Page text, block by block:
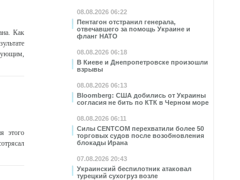
08.08.2026 06:22
Пентагон отстранил генерала,
отвечавшего за помощь Украине и
фланг НАТО
08.08.2026 06:18
В Киеве и Днепропетровске произошли
взрывы
08.08.2026 06:13
Bloomberg: США добились от Украины
согласия не бить по КТК в Черном море
08.08.2026 06:11
Силы CENTCOM перехватили более 50
торговых судов после возобновления
блокады Ирана
07.08.2026 20:43
Украинский беспилотник атаковал
турецкий сухогруз возле
Как
этого